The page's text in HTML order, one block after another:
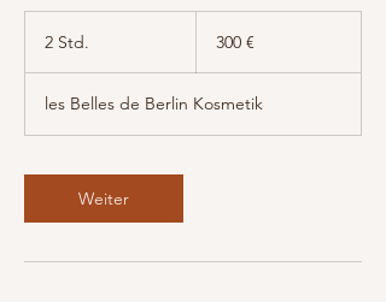
2 Std.
d
.
300 €
les Belles de Berlin Kosmetik
Weiter